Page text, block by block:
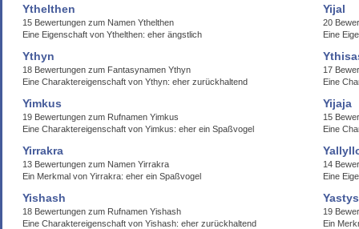
Ythelthen
15 Bewertungen zum Namen Ythelthen
Eine Eigenschaft von Ythelthen: eher ängstlich
Yijal
20
Eine
Ythyn
18 Bewertungen zum Fantasynamen Ythyn
Eine Charaktereigenschaft von Ythyn: eher zurückhaltend
17
Eine
Yimkus
19 Bewertungen zum Rufnamen Yimkus
Eine Charaktereigenschaft von Yimkus: eher ein Spaßvogel
Yijaja
15
Eine
Yirrakra
13 Bewertungen zum Namen Yirrakra
Ein Merkmal von Yirrakra: eher ein Spaßvogel
14
Eine
Yishash
18 Bewertungen zum Rufnamen Yishash
Eine Charaktereigenschaft von Yishash: eher zurückhaltend
19
Ein